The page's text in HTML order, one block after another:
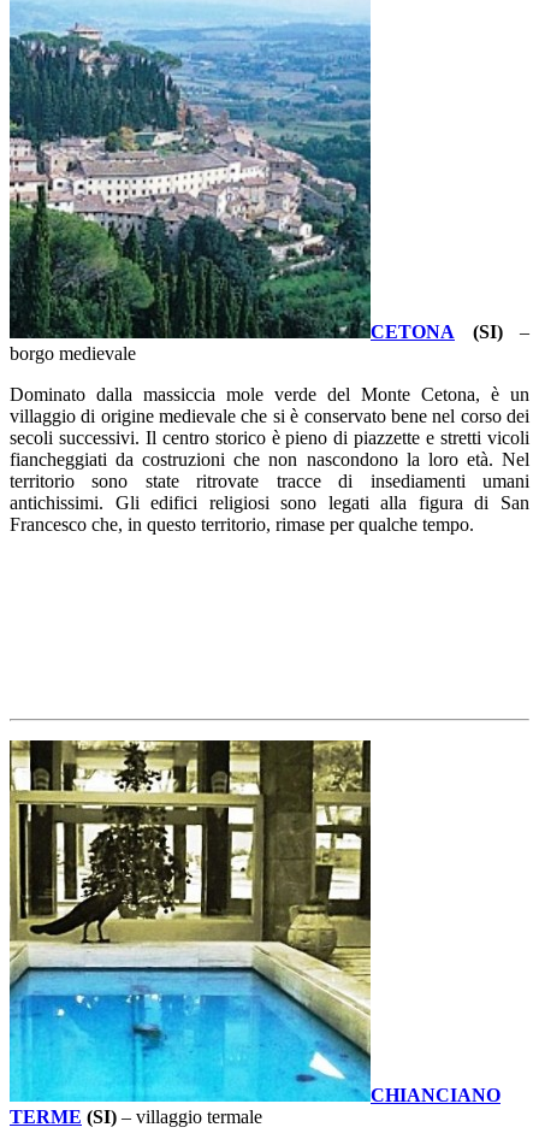
CETONA (SI) –
borgo medievale
Dominato dalla massiccia mole verde del Monte Cetona, è un
villaggio di origine medievale che si è conservato bene nel corso dei
secoli successivi. Il centro storico è pieno di piazzette e stretti vicoli
fiancheggiati da costruzioni che non nascondono la loro età. Nel
territorio sono state ritrovate tracce di insediamenti umani
antichissimi. Gli edifici religiosi sono legati alla figura di San
Francesco che, in questo territorio, rimase per qualche tempo.
CHIANCIANO
TERME (SI) – villaggio termale